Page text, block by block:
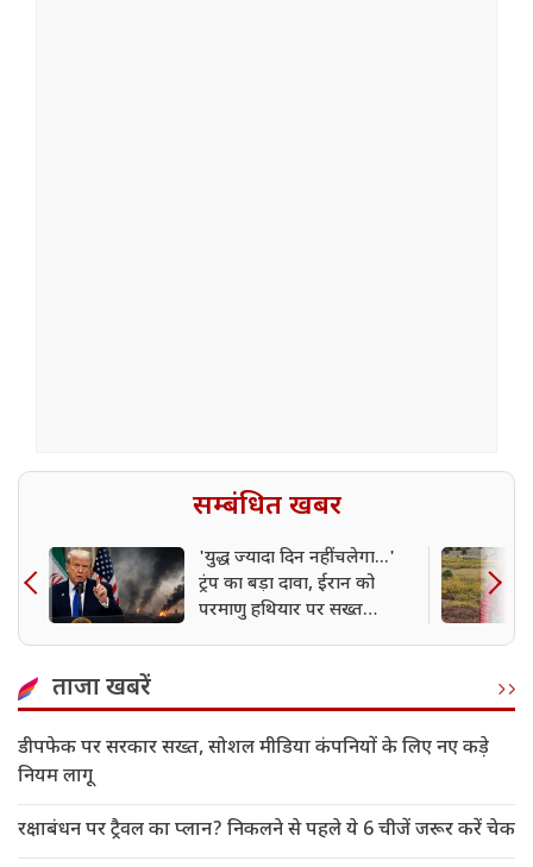
सम्बंधित खबर
'युद्ध ज्यादा दिन नहीं चलेगा...'
ट्रंप का बड़ा दावा, ईरान को
परमाणु हथियार पर सख्त
ताजा खबरें
डीपफेक पर सरकार सख्त, सोशल मीडिया कंपनियों के लिए नए कड़े
नियम लागू
रक्षाबंधन पर ट्रैवल का प्लान? निकलने से पहले ये 6 चीजें जरूर करें चेक